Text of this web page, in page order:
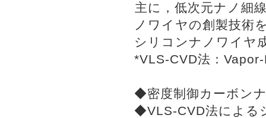
主に，低次元ナノ細
ノワイヤの創製技術
シリコンナノワイヤ
*VLS-CVD法：
◆密度制御カーボン
◆VLS-CVD法による